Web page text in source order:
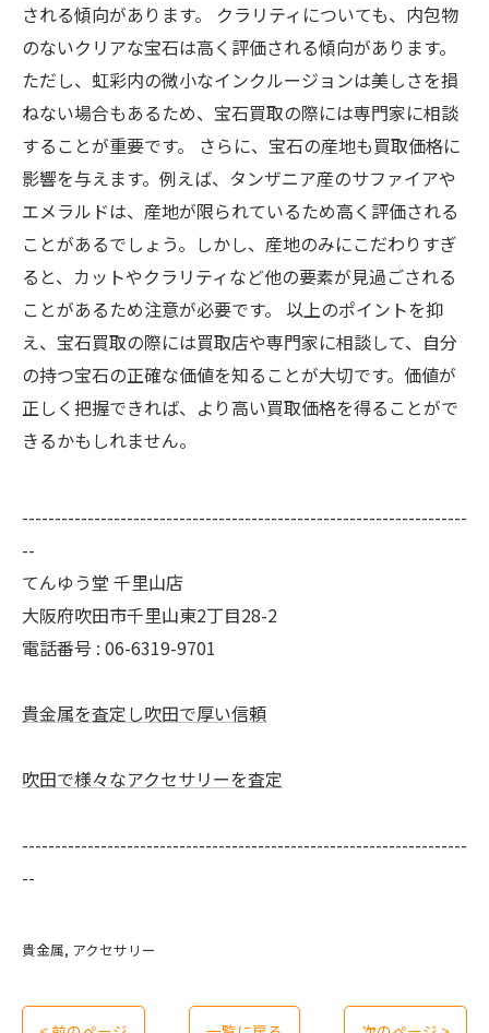
される傾向があります。 クラリティについても、内包物
のないクリアな宝石は高く評価される傾向があります。
ただし、虹彩内の微小なインクルージョンは美しさを損
ねない場合もあるため、宝石買取の際には専門家に相談
することが重要です。 さらに、宝石の産地も買取価格に
影響を与えます。例えば、タンザニア産のサファイアや
エメラルドは、産地が限られているため高く評価される
ことがあるでしょう。しかし、産地のみにこだわりすぎ
ると、カットやクラリティなど他の要素が見過ごされる
ことがあるため注意が必要です。 以上のポイントを抑
え、宝石買取の際には買取店や専門家に相談して、自分
の持つ宝石の正確な価値を知ることが大切です。価値が
正しく把握できれば、より高い買取価格を得ることがで
きるかもしれません。
--------------------------------------------------------------------
--
てんゆう堂 千里山店
大阪府吹田市千里山東2丁目28-2
電話番号 : 06-6319-9701
貴金属を査定し吹田で厚い信頼
吹田で様々なアクセサリーを査定
--------------------------------------------------------------------
--
貴金属 アクセサリー